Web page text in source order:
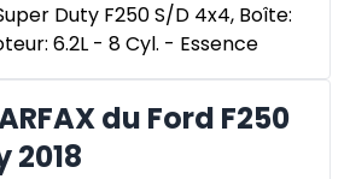
Duty F250 S/D 4x4, Boîte:
6.2L - 8 Cyl. - Essence
du Ford F250
2018